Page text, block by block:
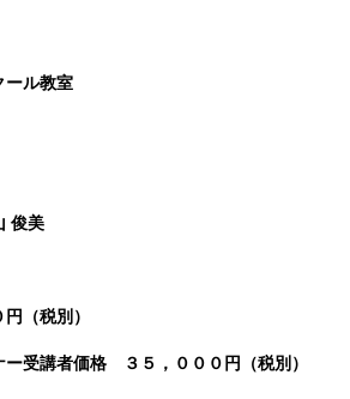
ール教室
俊美
円（税別）
ー受講者価格 ３５，０００円（税別）